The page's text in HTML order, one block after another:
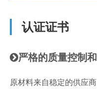
认证证书
严格的质量控制
原材料来自稳定的供应